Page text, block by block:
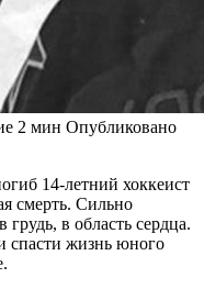
2 мин Опубликовано
14-летний хоккеист
смерть. Сильно
в область сердца.
спасти жизнь юного